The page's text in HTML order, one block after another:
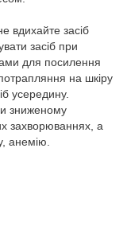
вдихайте засіб
засіб при
для посилення
на шкіру
усередину.
зниженому
захворюваннях, а
анемію.